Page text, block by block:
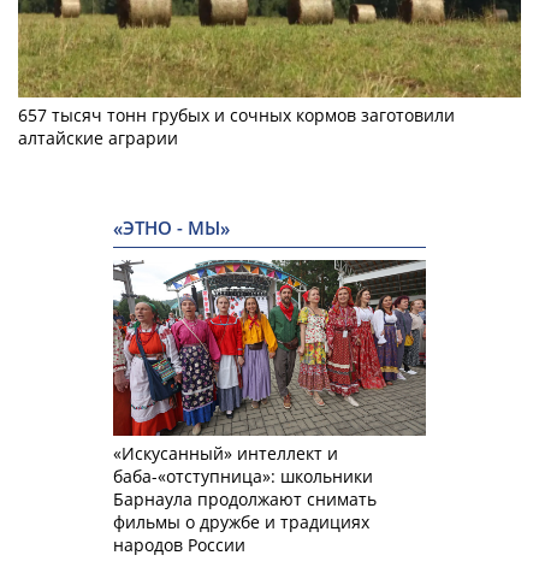
657 тысяч тонн грубых и сочных кормов заготовили
алтайские аграрии
«ЭТНО - МЫ»
«Искусанный» интеллект и
баба-«отступница»: школьники
Барнаула продолжают снимать
фильмы о дружбе и традициях
народов России